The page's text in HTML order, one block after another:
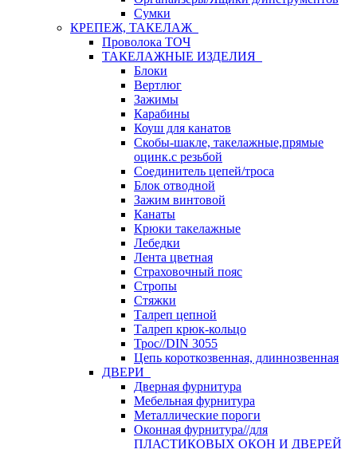
Сумки
КРЕПЕЖ, ТАКЕЛАЖ
Проволока ТОЧ
ТАКЕЛАЖНЫЕ ИЗДЕЛИЯ
Блоки
Вертлюг
Зажимы
Карабины
Коуш для канатов
Скобы-шакле, такелажные,прямые
оцинк.с резьбой
Соединитель цепей/троса
Блок отводной
Зажим винтовой
Канаты
Крюки такелажные
Лебедки
Лента цветная
Страховочный пояс
Стропы
Стяжки
Талреп цепной
Талреп крюк-кольцо
Трос//DIN 3055
Цепь короткозвенная, длиннозвенная
ДВЕРИ
Дверная фурнитура
Мебельная фурнитура
Металлические пороги
Оконная фурнитура//для
ПЛАСТИКОВЫХ ОКОН И ДВЕРЕЙ